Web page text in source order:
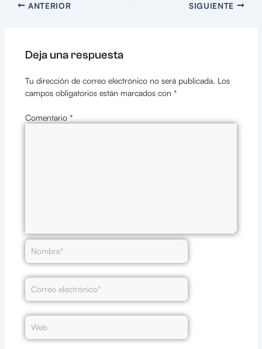
ANTERIOR SIGUIENTE
Deja una respuesta
Tu dirección de correo electrónico no será publicada. Los
campos obligatorios están marcados con *
Comentario *
Nombre*
Correo
electrónico*
Web